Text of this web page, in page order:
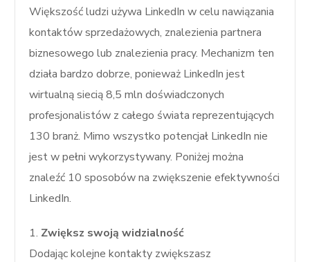
Większość ludzi używa LinkedIn w celu nawiązania
kontaktów sprzedażowych, znalezienia partnera
biznesowego lub znalezienia pracy. Mechanizm ten
działa bardzo dobrze, ponieważ LinkedIn jest
wirtualną siecią 8,5 mln doświadczonych
profesjonalistów z całego świata reprezentujących
130 branż. Mimo wszystko potencjał LinkedIn nie
jest w pełni wykorzystywany. Poniżej można
znaleźć 10 sposobów na zwiększenie efektywności
LinkedIn.
1. Zwiększ swoją widzialność
Dodając kolejne kontakty zwiększasz